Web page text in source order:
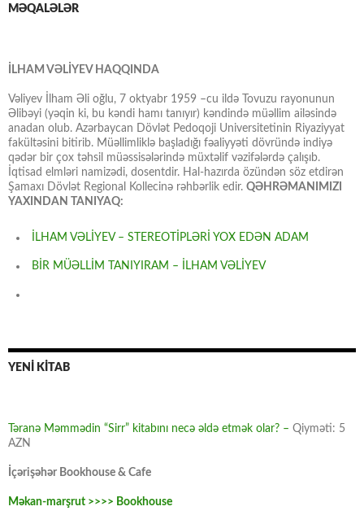
MƏQALƏLƏR
İLHAM VƏLİYEV HAQQINDA
Vəliyev İlham Əli oğlu, 7 oktyabr 1959 –cu ildə Tovuzu rayonunun
Əlibəyi (yəqin ki, bu kəndi hamı tanıyır) kəndində müəllim ailəsində
anadan olub. Azərbaycan Dövlət Pedoqoji Universitetinin Riyaziyyat
fakültəsini bitirib. Müəllimliklə başladığı fəaliyyəti dövründə indiyə
qədər bir çox təhsil müəssisələrində müxtəlif vəzifələrdə çalışıb.
İqtisad elmləri namizədi, dosentdir. Hal-hazırda özündən söz etdirən
Şamaxı Dövlət Regional Kollecinə rəhbərlik edir. QƏHRƏMANIMIZI
YAXINDAN TANIYAQ:
İLHAM VƏLİYEV – STEREOTİPLƏRİ YOX EDƏN ADAM
BİR MÜƏLLİM TANIYIRAM – İLHAM VƏLİYEV
YENİ KİTAB
Təranə Məmmədin “Sirr” kitabını necə əldə etmək olar? – Qiyməti: 5
AZN
İçərişəhər Bookhouse & Cafe
Məkan-marşrut >>>> Bookhouse